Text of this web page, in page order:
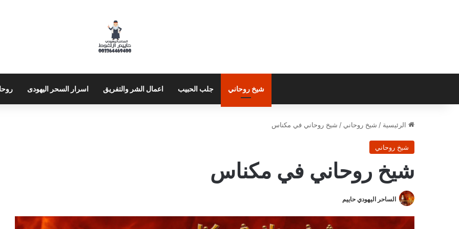
شيخ روحاني جلب الحبيب اعمال الشر والتفريق اسرار السحر اليهودى
الرئيسية / شيخ روحاني / شيخ روحاني في مكناس
شيخ روحاني
شيخ روحاني في مكناس
الساحر اليهودي حاييم